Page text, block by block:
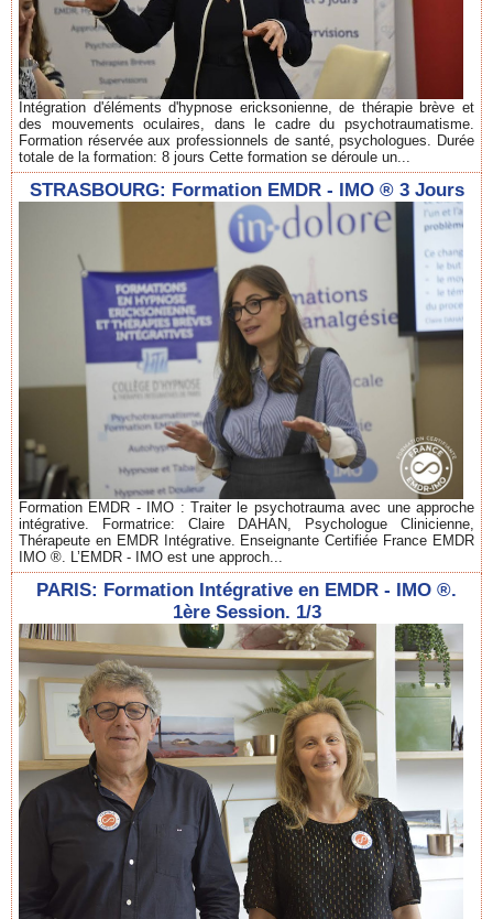
Intégration d'éléments d'hypnose ericksonienne, de thérapie brève et
des mouvements oculaires, dans le cadre du psychotraumatisme.
Formation réservée aux professionnels de santé, psychologues. Durée
totale de la formation: 8 jours Cette formation se déroule un...
STRASBOURG: Formation EMDR - IMO ® 3 Jours
Formation EMDR - IMO : Traiter le psychotrauma avec une approche
intégrative. Formatrice: Claire DAHAN, Psychologue Clinicienne,
Thérapeute en EMDR Intégrative. Enseignante Certifiée France EMDR
IMO ®. L’EMDR - IMO est une approch...
PARIS: Formation Intégrative en EMDR - IMO ®.
1ère Session. 1/3